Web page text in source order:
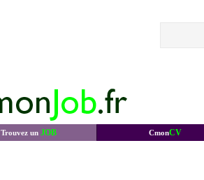
Trouvez un JOB CmonCV